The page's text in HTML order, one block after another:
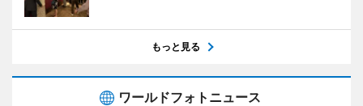
もっと見る
ワールドフォトニュース